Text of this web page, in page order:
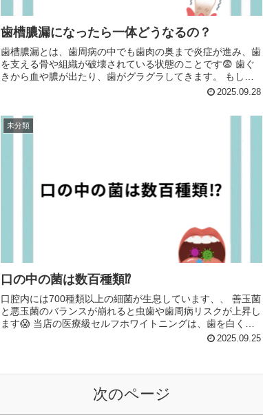
歯槽膿漏になったら一体どうなるの？
歯槽膿漏とは、歯周病の中でも歯肉の奥まで炎症が進み、歯
を支える骨や組織が破壊されている状態のことです😨 歯ぐ
きから血や膿が出たり、歯がグラグラしてきます。 もし、
そのまま症状が進行してしまうと、歯が抜け落...
2025.09.28
未分類
口の中の菌は数百種類⁉︎
口腔内には700種類以上の細菌が生息しています、、 善玉菌
と悪玉菌のバランスが崩れると虫歯や歯周病リスクが上昇し
ます😱 当店の医療級セルフホワイトニングは、歯を白くす
るだけではなく歯周病予防、虫歯予防、口臭予...
2025.09.25
次のページ